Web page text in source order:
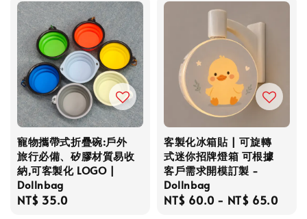
寵物攜帶式折疊碗:戶外
旅行必備、矽膠材質易收
納,可客製化 LOGO |
Dollnbag
Regular
NT$ 35.0
客製化冰箱貼 | 可旋轉
式迷你招牌燈箱 可根據
客戶需求開模訂製 -
Dollnbag
Regular
NT$ 60.0 - NT$ 65.0